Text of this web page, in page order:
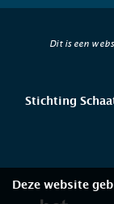
Dit is een
Stichting
Deze website